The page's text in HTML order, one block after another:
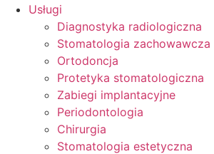
Usługi
Diagnostyka radiologiczna
Stomatologia zachowawcza
Ortodoncja
Protetyka stomatologiczna
Zabiegi implantacyjne
Periodontologia
Chirurgia
Stomatologia estetyczna